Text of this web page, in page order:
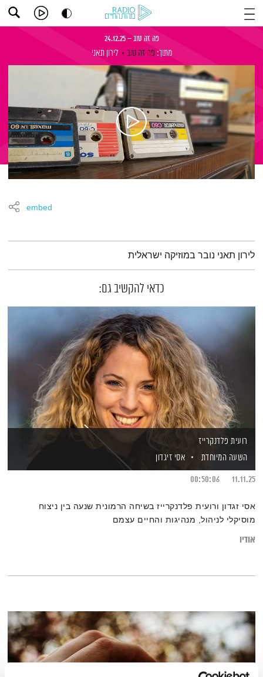
פה זה טוב – 24.12.25
מתוך: פה זה טוב לירון תאני
embed
תמצית הפודקאסט
לירון תאני נובר במוזיקה ישראלית
כדאי להקשיב גם:
רועית פלדנקרייז
השעה המיוחדת
אסי זיגדון
11.11.25
00:50:06
אסי זגדון ורועית פלדנקרייז בשיחה הרמונית שנעה בין ניצוח
מוסיקלי לניהול, מנהיגות והחיים עצמם
אודיו